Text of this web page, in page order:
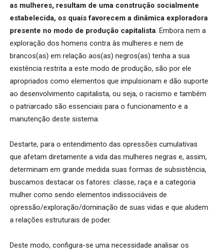
as mulheres, resultam de uma construção socialmente
estabelecida, os quais favorecem a dinâmica exploradora
presente no modo de produção capitalista. Embora nem a
exploração dos homens contra às mulheres e nem de
brancos(as) em relação aos(as) negros(as) tenha a sua
existência restrita a este modo de produção, são por ele
apropriados como elementos que impulsionam e dão suporte
ao desenvolvimento capitalista, ou seja, o racismo e também
o patriarcado são essenciais para o funcionamento e a
manutenção deste sistema.
Destarte, para o entendimento das opressões cumulativas
que afetam diretamente a vida das mulheres negras e, assim,
determinam em grande medida suas formas de subsistência,
buscamos destacar os fatores: classe, raça e a categoria
mulher como sendo elementos indissociáveis de
opressão/exploração/dominação de suas vidas e que aludem
a relações estruturais de poder.
Deste modo, configura-se uma necessidade analisar os